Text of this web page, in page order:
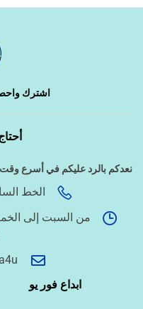
اشترك واحصل على خصم
نعدكم بالرد عليكم في أسرع
الخط الساخن:
ابداع فور يو
دراسة الجدوى وخطط
الخدمات الإلكترونية